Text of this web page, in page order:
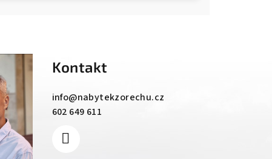
Kontakt
info@nabytekzorechu.cz
602 649 611